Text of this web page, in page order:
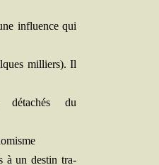
influence qui
mil­liers). Il
déta­chés du
à un des­tin tra­